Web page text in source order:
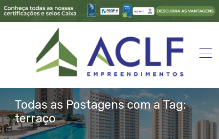
Todas as Postagens com a Tag:
terraço